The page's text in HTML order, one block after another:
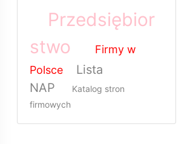
Przedsiębior
stwo
Firmy w
Polsce
Lista
NAP
Katalog stron
firmowych